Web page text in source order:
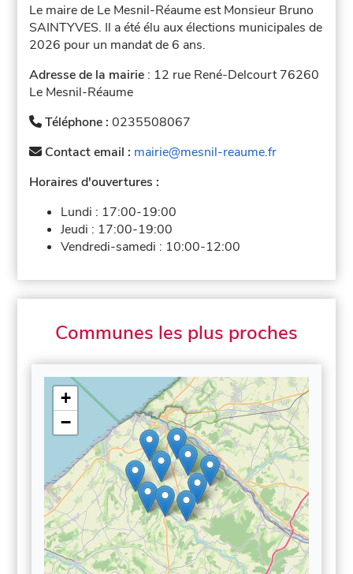
Le maire de Le Mesnil-Réaume est Monsieur Bruno
SAINTYVES. Il a été élu aux élections municipales de
2026 pour un mandat de 6 ans.
Adresse de la mairie : 12 rue René-Delcourt 76260
Le Mesnil-Réaume
Téléphone :0235508067
Contact email : mairie@mesnil-reaume.fr
Horaires d'ouvertures :
Lundi : 17:00-19:00
Jeudi : 17:00-19:00
Vendredi-samedi : 10:00-12:00
Communes les plus proches
+
−